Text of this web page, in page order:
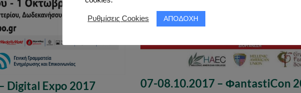
Digital Expo 2017 07-08.10.2017 – ΦantastiCon
Ρυθμίσεις Cookies ΑΠΟΔΟΧΗ